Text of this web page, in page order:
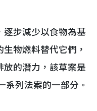
步減少以食物為基
物燃料替代它們，
放的潛力，該草案是
系列法案的一部分。